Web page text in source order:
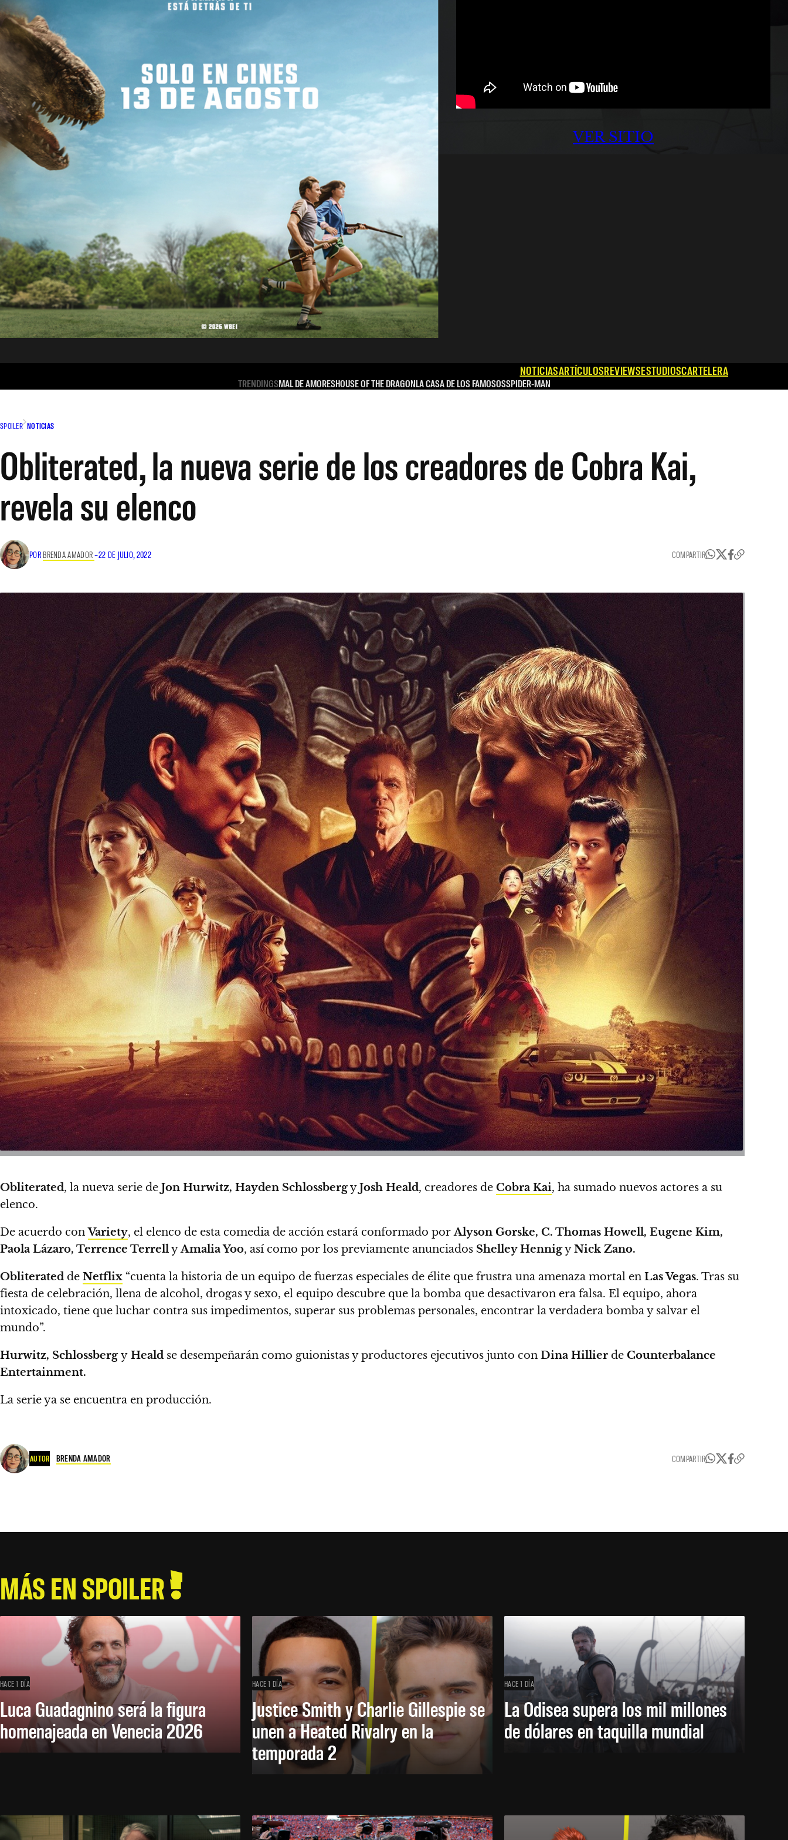
VER SITIO
NOTICIASARTÍCULOSREVIEWSESTUDIOSCARTELERA
TRENDINGSMAL DE AMORESHOUSE OF THE DRAGONLA CASA DE LOS FAMOSOSSPIDER-MAN
SPOILER NOTICIAS
Obliterated, la nueva serie de los creadores de Cobra Kai,
revela su elenco
POR BRENDA AMADOR–22 DE JULIO, 2022 COMPARTIR
Obliterated, la nueva serie de Jon Hurwitz, Hayden SchlossbergyJosh Heald, creadores de Cobra Kai, ha sumado nuevos actores a su
elenco.
De acuerdo conVariety, el elenco de esta comedia de acción estará conformado porAlyson Gorske, C. Thomas Howell, Eugene Kim,
Paola Lázaro, Terrence TerrellyAmalia Yoo, así como por los previamente anunciados Shelley HennigyNick Zano.
Obliterated de Netflix “cuenta la historia de un equipo de fuerzas especiales de élite que frustra una amenaza mortal en Las Vegas. Tras su
fiesta de celebración, llena de alcohol, drogas y sexo, el equipo descubre que la bomba que desactivaron era falsa. El equipo, ahora
intoxicado, tiene que luchar contra sus impedimentos, superar sus problemas personales, encontrar la verdadera bomba y salvar el
mundo”.
Hurwitz, Schlossbergy Heald se desempeñarán como guionistas y productores ejecutivos junto con Dina Hillier de Counterbalance
Entertainment.
La serie ya se encuentra en producción.
AUTOR BRENDA AMADOR COMPARTIR
MÁS EN SPOILER
HACE 1 DÍA
Luca Guadagnino será la figura
homenajeada en Venecia 2026
HACE 1 DÍA
Justice Smith y Charlie Gillespie se
unen a Heated Rivalry en la
temporada 2
HACE 1 DÍA
La Odisea supera los mil millones
de dólares en taquilla mundial